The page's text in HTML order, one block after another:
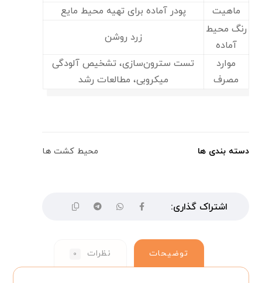
ماهیت
پودر آماده برای تهیه محیط مایع
رنگ محیط
آماده
زرد روشن
موارد
مصرف
تست سترون‌سازی، تشخیص آلودگی
میکروبی، مطالعات رشد
دسته بندی ها محیط کشت ها
توضیحات نظرات ۰